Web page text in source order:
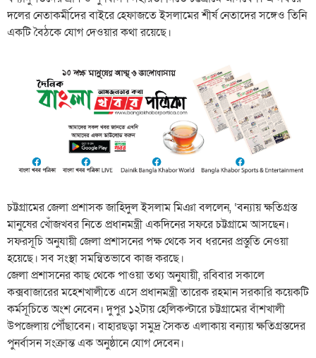
দলের নেতাকর্মীদের বাইরে হেফাজতে ইসলামের শীর্ষ নেতাদের সঙ্গেও তিনি
একটি বৈঠকে যোগ দেওয়ার কথা রয়েছে।
চট্টগ্রামের জেলা প্রশাসক জাহিদুল ইসলাম মিঞা বললেন, ‘বন্যায় ক্ষতিগ্রস্ত
মানুষের খোঁজখবর নিতে প্রধানমন্ত্রী একদিনের সফরে চট্টগ্রামে আসছেন।
সফরসূচি অনুযায়ী জেলা প্রশাসনের পক্ষ থেকে সব ধরনের প্রস্তুতি নেওয়া
হয়েছে। সব সংস্থা সমন্বিতভাবে কাজ করছে।
জেলা প্রশাসনের কাছ থেকে পাওয়া তথ্য অনুযায়ী, রবিবার সকালে
কক্সবাজারের মহেশখালীতে এসে প্রধানমন্ত্রী তারেক রহমান সরকারি কয়েকটি
কর্মসূচিতে অংশ নেবেন। দুপুর ১২টায় হেলিকপ্টারে চট্টগ্রামের বাঁশখালী
উপজেলায় পৌঁছাবেন। বাহারছড়া সমুদ্র সৈকত এলাকায় বন্যায় ক্ষতিগ্রস্তদের
পুনর্বাসন সংক্রান্ত এক অনুষ্ঠানে যোগ দেবেন।